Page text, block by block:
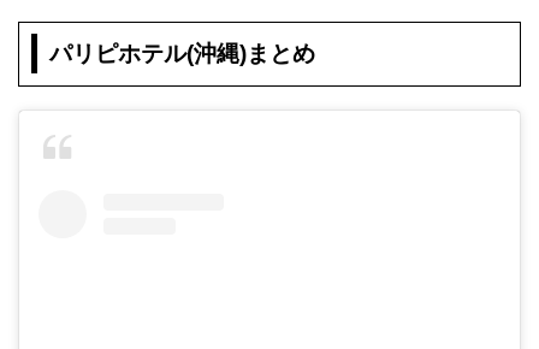
パリピホテル(沖縄)まとめ